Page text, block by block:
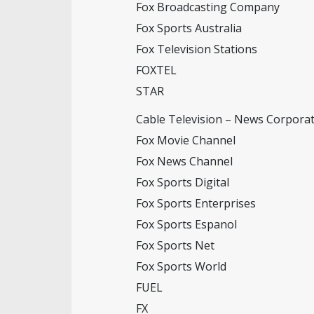
Fox Broadcasting Company
Fox Sports Australia
Fox Television Stations
FOXTEL
STAR
Cable Television – News
Fox Movie Channel
Fox News Channel
Fox Sports Digital
Fox Sports Enterprises
Fox Sports Espanol
Fox Sports Net
Fox Sports World
FUEL
FX